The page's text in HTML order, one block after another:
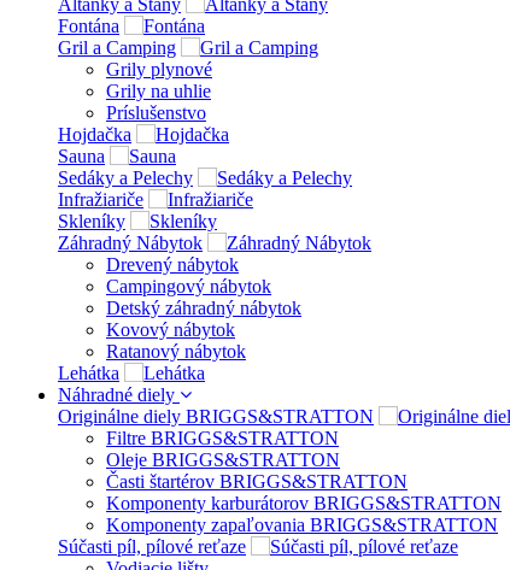
Altánky a Stany
Fontána
Gril a Camping
Grily plynové
Grily na uhlie
Príslušenstvo
Hojdačka
Sauna
Sedáky a Pelechy
Infražiariče
Skleníky
Záhradný Nábytok
Drevený nábytok
Campingový nábytok
Detský záhradný nábytok
Kovový nábytok
Ratanový nábytok
Lehátka
Náhradné diely
Originálne diely BRIGGS&STRATTON
Filtre BRIGGS&STRATTON
Oleje BRIGGS&STRATTON
Časti štartérov BRIGGS&STRATTON
Komponenty karburátorov BRIGGS&STRATTON
Komponenty zapaľovania BRIGGS&STRATTON
Súčasti píl, pílové reťaze